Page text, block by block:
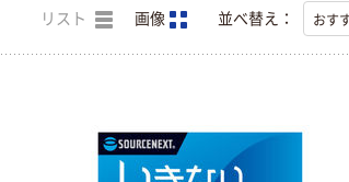
リスト 画像 並べ替え：